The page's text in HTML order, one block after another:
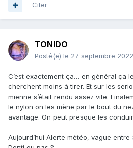
Citer
TONIDO
Posté(e) le 27 septembre 2022
C’est exactement ça… en général ça
cherchent moins à tirer. Et sur les
mienne s’était rendu assez vite.
le nylon on les mène par le bout du
avantage. On peut presque les
Aujourd’hui Alerte météo, vague